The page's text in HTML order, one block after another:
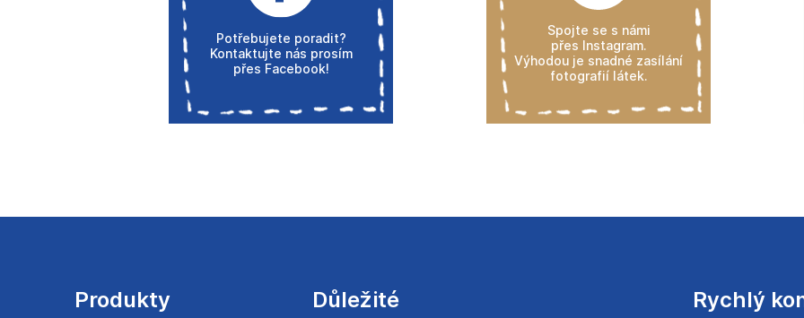
Potřebujete poradit?
Kontaktujte nás prosím
přes Facebook!
Spojte se s námi
přes Instagram.
Výhodou je snadné zasílání
fotografií látek.
Produkty Důležité Rychlý